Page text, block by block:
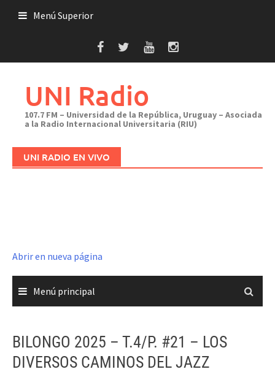
Menú Superior
UNI Radio
107.7 FM – Universidad de la República, Uruguay – Asociada
a la Radio Internacional Universitaria (RIU)
UNI RADIO EN VIVO
Abrir en nueva página
Menú principal
BILONGO 2025 – T.4/P. #21 – LOS
DIVERSOS CAMINOS DEL JAZZ